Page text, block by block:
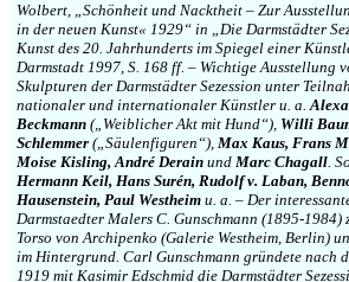
Wolbert, „Schönheit und Nacktheit – Zur
in der neuen Kunst« 1929“ in „Die Darmstädter
Kunst des 20. Jahrhunderts im Spiegel einer
Darmstadt 1997, S. 168 ff. – Wichtige Ausstellung
Skulpturen der Darmstädter Sezession unter
nationaler und internationaler Künstler u. a.
Beckmann („Weiblicher Akt mit Hund“), Willi
Schlemmer („Säulenfiguren“), Max Kaus, Frans
Moise Kisling, André Derain und Marc Chagall.
Hermann Keil, Hans Surén, Rudolf v. Laban,
Hausenstein, Paul Westheim u. a. – Der
Darmstaedter Malers C. Gunschmann (1895-
Torso von Archipenko (Galerie Westheim, Berlin)
im Hintergrund. Carl Gunschmann gründete nach
1919 mit Kasimir Edschmid die Darmstädter